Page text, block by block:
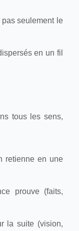
seulement le
en un fil
tous les sens,
retienne en une
prouve (faits,
la suite (vision,